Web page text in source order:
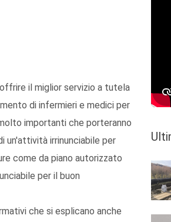
il miglior servizio a tutela
di infermieri e medici per
importanti che porteranno
un'attività irrinunciabile per
come da piano autorizzato
per il buon
che si esplicano anche